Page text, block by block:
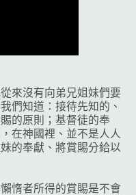
來沒有向弟兄姐妹們要
們知道：接待先知的、
的原則；基督徒的奉
在神國裡、並不是人人
的奉獻、將賞賜分給以
惰者所得的賞賜是不會